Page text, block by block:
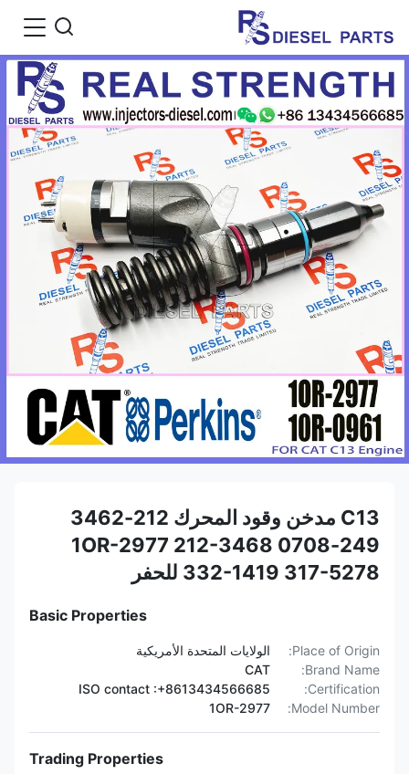
C13 مدخن وقود المحرك 212-3462
249-0708 1OR-2977 212-3468
332-1419 317-5278 للحفر
Basic Properties
Place of Origin:
الولايات المتحدة الأمريكية
Brand Name:
CAT
Certification:
ISO contact :+8613434566685
Model Number:
1OR-2977
Trading Properties